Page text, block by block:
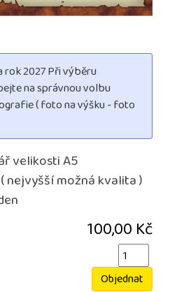
rok 2027 Při výběru
na správnou volbu
( foto na výšku - foto
velikosti A5
nejvyšší možná kvalita )
100,00 Kč
Objednat